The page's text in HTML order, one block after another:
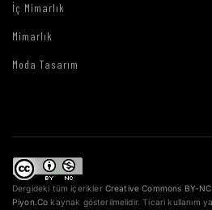
İç Mimarlık
Mimarlık
Moda Tasarım
Dergideki tüm içerikler Creative Commons BY-
Piyon.Co kaynak gösterilmelidir. Ticari kullanım